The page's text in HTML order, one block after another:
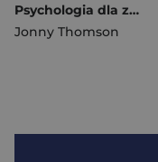
Psychologia dla zabieganych
Jonny Thomson